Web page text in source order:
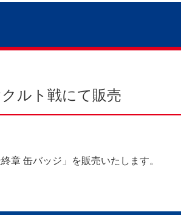
ルト戦にて販売
章 缶バッジ」を販売いたします。